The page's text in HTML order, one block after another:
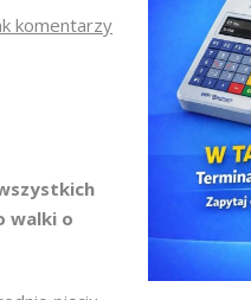
komentarzy
walki o